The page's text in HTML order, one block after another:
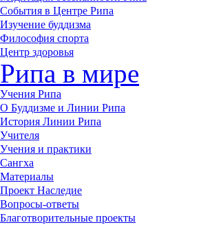
События в Центре Рипа
Изучение буддизма
Философия спорта
Центр здоровья
Рипа в мире
Учения Рипа
О Буддизме и Линии Рипа
История Линии Рипа
Учителя
Учения и практики
Сангха
Материалы
Проект Наследие
Вопросы-ответы
Благотворительные проекты